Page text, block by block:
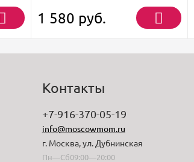
1 580 руб.
Контакты
+7-916-370-05-19
info@moscowmom.ru
г. Москва, ул. Дубнинская
Пн—Сб09:00—20:00